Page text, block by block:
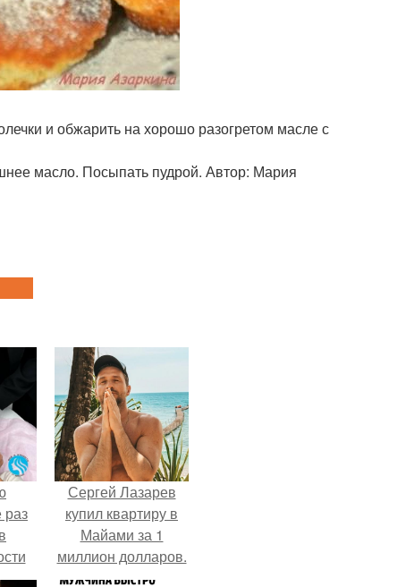
и обжарить на хорошо разогретом масле с
масло. Посыпать пудрой. Автор: Мария
раз
-
Сергей Лазарев
купил квартиру в
Майами за 1
миллион долларов.